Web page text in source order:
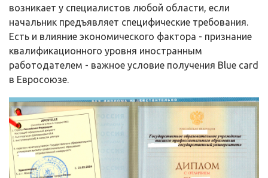
возникает у специалистов любой области, если
начальник предъявляет специфические требования.
Есть и влияние экономического фактора - признание
квалификационного уровня иностранным
работодателем - важное условие получения Blue card
в Евросоюзе.